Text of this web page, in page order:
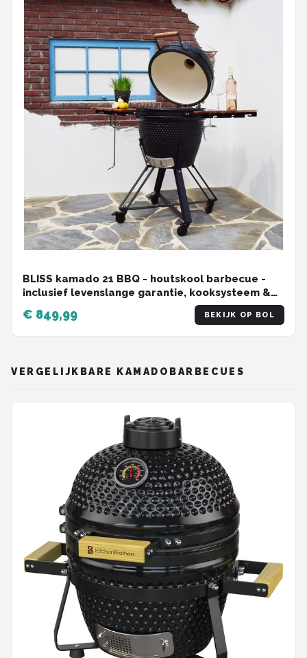
BLISS kamado 21 BBQ - houtskool barbecue -
inclusief levenslange garantie, kooksysteem &
€ 849,99 BEKIJK OP BOL
VERGELIJKBARE KAMADOBARBECUES